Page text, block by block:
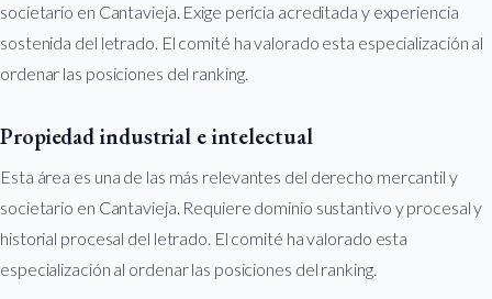
societario en Cantavieja. Exige pericia acreditada y experiencia
sostenida del letrado. El comité ha valorado esta especialización al
ordenar las posiciones del ranking.
Propiedad industrial e intelectual
Esta área es una de las más relevantes del derecho mercantil y
societario en Cantavieja. Requiere dominio sustantivo y procesal y
historial procesal del letrado. El comité ha valorado esta
especialización al ordenar las posiciones del ranking.